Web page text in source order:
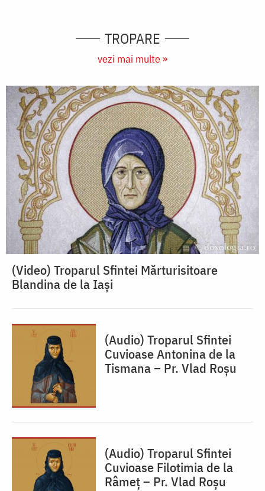
TROPARE
vezi mai multe »
(Video) Troparul Sfintei Mărturisitoare
Blandina de la Iași
(Audio) Troparul Sfintei
Cuvioase Antonina de la
Tismana – Pr. Vlad Roșu
(Audio) Troparul Sfintei
Cuvioase Filotimia de la
Râmeț – Pr. Vlad Roșu